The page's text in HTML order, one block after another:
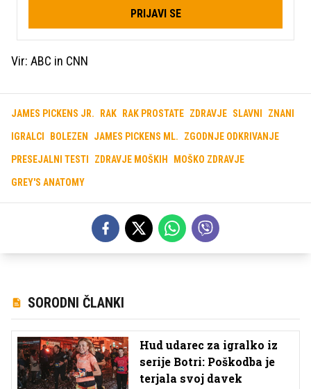
PRIJAVI SE
Vir: ABC in CNN
JAMES PICKENS JR. RAK RAK PROSTATE ZDRAVJE SLAVNI ZNANI
IGRALCI BOLEZEN JAMES PICKENS ML. ZGODNJE ODKRIVANJE
PRESEJALNI TESTI ZDRAVJE MOŠKIH MOŠKO ZDRAVJE
GREY'S ANATOMY
SORODNI ČLANKI
Hud udarec za igralko iz
serije Botri: Poškodba je
terjala svoj davek